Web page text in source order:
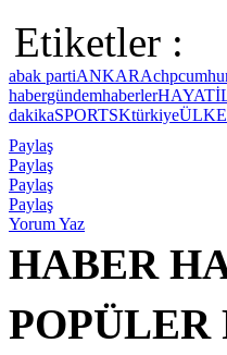
Etiketler :
abak partiANKARAchp
habergündemhaberlerHAYAT
dakikaSPORTSKtürkiye
Paylaş
Paylaş
Paylaş
Paylaş
Yorum Yaz
HABER